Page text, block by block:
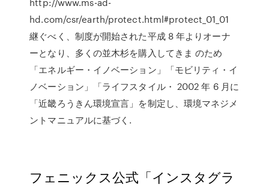
hd.com/csr/earth/protect.html#protect_01_01
継ぐべく、制度が開始された平成 8 年よりオーナ
ーとなり、多くの並木杉を購入してきま のため
「エネルギー・イノベーション」「モビリティ・イ
ノベーション」「ライフスタイル・ 2002 年 6 月に
「近畿ろうきん環境宣言」を制定し、環境マネジメ
ントマニュアルに基づく.
フェニックス公式「インスタグラ